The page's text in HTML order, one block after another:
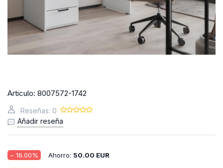
Articulo: 8007572-1742
Reseñas: 0
Añadir reseña
− 16.00% Ahorro: 50.00 EUR